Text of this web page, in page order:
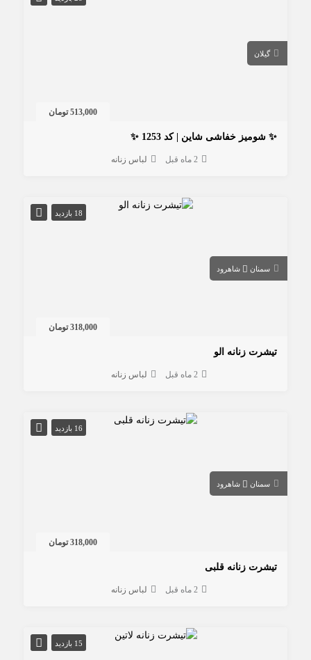
گیلان
513,000 تومان
✨ شومیز خفاشی شاین | کد 1253 ✨
2 ماه قبل لباس زنانه
18 بازدید
سمنان شاهرود
318,000 تومان
تیشرت زنانه الو
2 ماه قبل لباس زنانه
16 بازدید
سمنان شاهرود
318,000 تومان
تیشرت زنانه قلبی
2 ماه قبل لباس زنانه
15 بازدید